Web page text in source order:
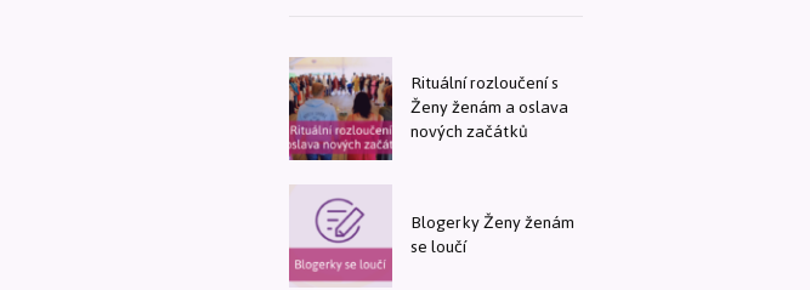
Rituální rozloučení s
Ženy ženám a oslava
nových začátků
Blogerky Ženy ženám
se loučí